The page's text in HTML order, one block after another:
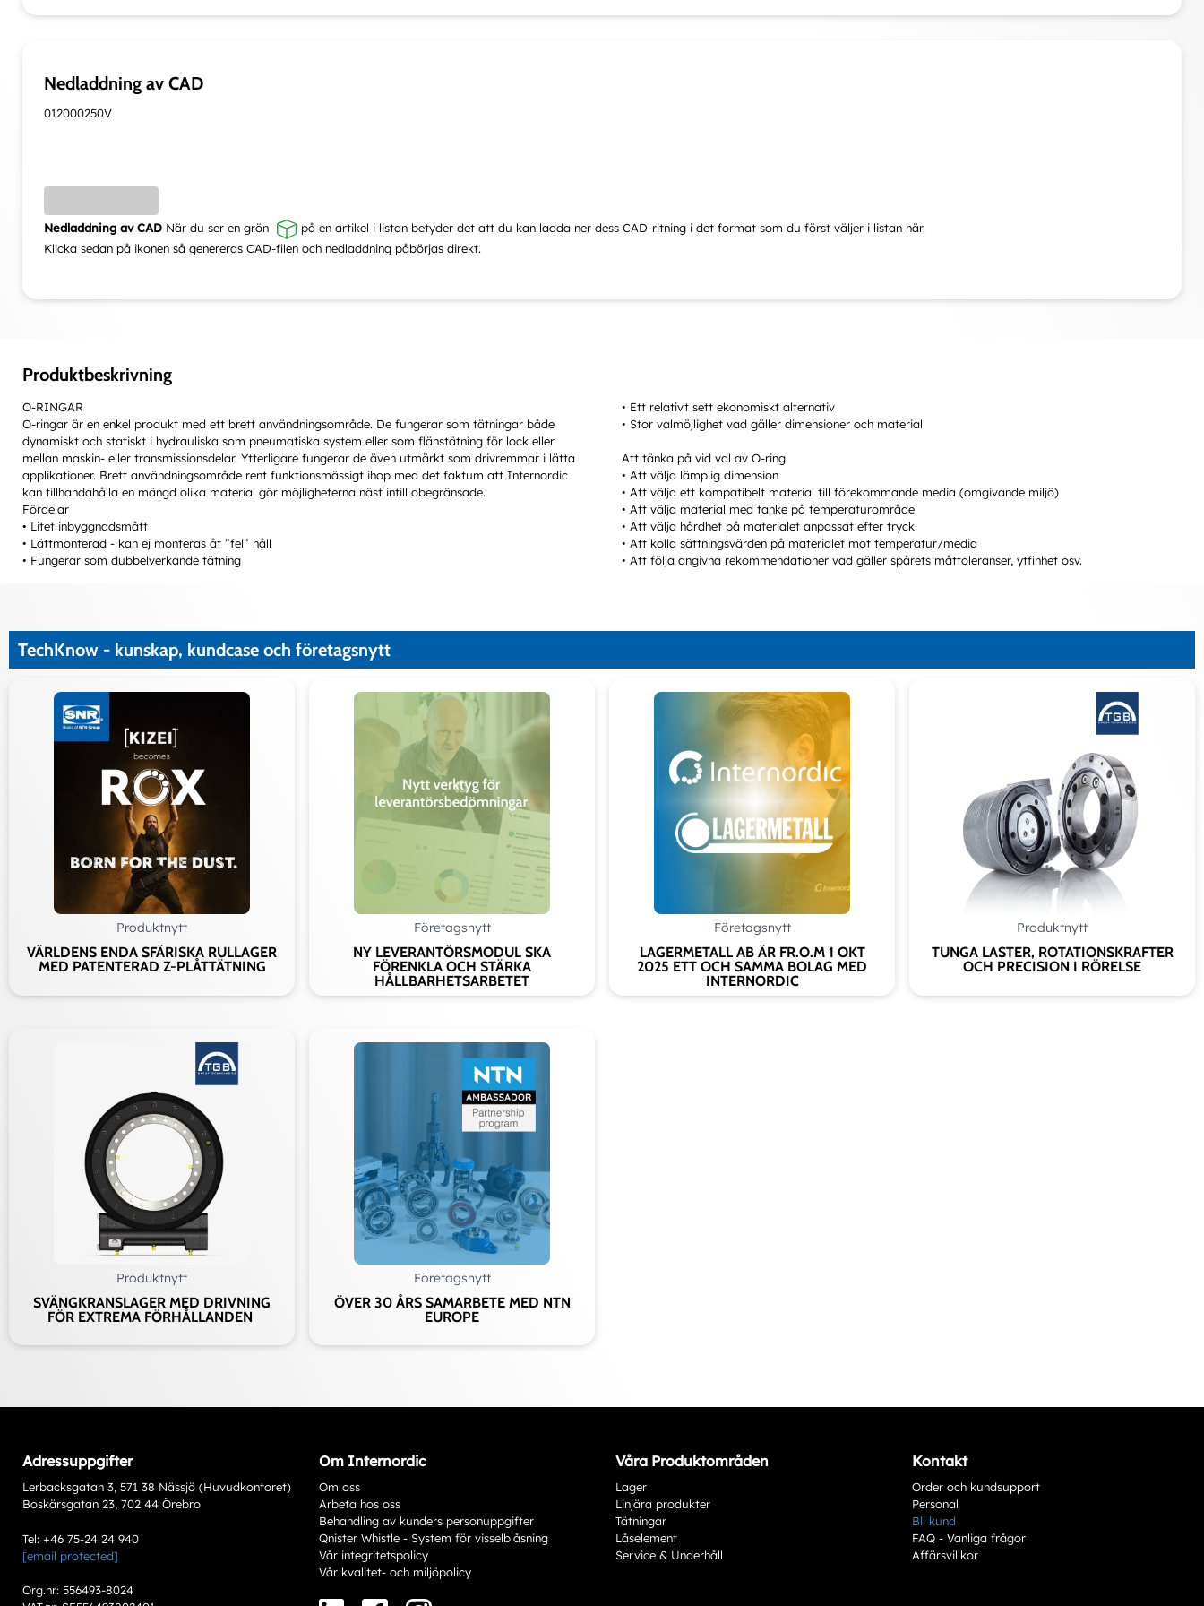
Nedladdning av CAD
012000250V
Nedladdning av CAD När du ser en grön
på en artikel i listan betyder det att du kan ladda ner dess CAD-ritning i det format som du först väljer i listan här.
Klicka sedan på ikonen så genereras CAD-filen och nedladdning påbörjas direkt.
Produktbeskrivning
O-RINGAR
O-ringar är en enkel produkt med ett brett användningsområde. De fungerar som tätningar både
dynamiskt och statiskt i hydrauliska som pneumatiska system eller som flänstätning för lock eller
mellan maskin- eller transmissionsdelar. Ytterligare fungerar de även utmärkt som drivremmar i lätta
applikationer. Brett användningsområde rent funktionsmässigt ihop med det faktum att Internordic
kan tillhandahålla en mängd olika material gör möjligheterna näst intill obegränsade.
Fördelar
• Litet inbyggnadsmått
• Lättmonterad - kan ej monteras åt ”fel” håll
• Fungerar som dubbelverkande tätning
• Ett relativt sett ekonomiskt alternativ
• Stor valmöjlighet vad gäller dimensioner och material
Att tänka på vid val av O-ring
• Att välja lämplig dimension
• Att välja ett kompatibelt material till förekommande media (omgivande miljö)
• Att välja material med tanke på temperaturområde
• Att välja hårdhet på materialet anpassat efter tryck
• Att kolla sättningsvärden på materialet mot temperatur/media
• Att följa angivna rekommendationer vad gäller spårets måttoleranser, ytfinhet osv.
Add to existing cart row Add as new cart row
TechKnow - kunskap, kundcase och företagsnytt
Produktnytt
VÄRLDENS ENDA SFÄRISKA RULLAGER
MED PATENTERAD Z-PLÅTTÄTNING
Företagsnytt
NY LEVERANTÖRSMODUL SKA
FÖRENKLA OCH STÄRKA
HÅLLBARHETSARBETET
Företagsnytt
LAGERMETALL AB ÄR FR.O.M 1 OKT
2025 ETT OCH SAMMA BOLAG MED
INTERNORDIC
Produktnytt
TUNGA LASTER, ROTATIONSKRAFTER
OCH PRECISION I RÖRELSE
Produktnytt
SVÄNGKRANSLAGER MED DRIVNING
FÖR EXTREMA FÖRHÅLLANDEN
Företagsnytt
ÖVER 30 ÅRS SAMARBETE MED NTN
EUROPE
Adressuppgifter
Lerbacksgatan 3, 571 38 Nässjö (Huvudkontoret)
Boskärsgatan 23, 702 44 Örebro
Tel: +46 75-24 24 940
[email protected]
Org.nr: 556493-8024
Om Internordic
Om oss
Arbeta hos oss
Behandling av kunders personuppgifter
Qnister Whistle - System för visselblåsning
Vår integritetspolicy
Vår kvalitet- och miljöpolicy
Våra Produktområden
Lager
Linjära produkter
Tätningar
Låselement
Service & Underhåll
Kontakt
Order och kundsupport
Personal
Bli kund
FAQ - Vanliga frågor
Affärsvillkor